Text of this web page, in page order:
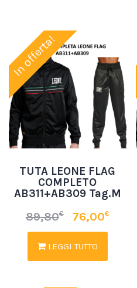
In offerta!
TUTA LEONE FLAG
COMPLETO
AB311+AB309 Tag.M
89,80€ 76,00€
LEGGI TUTTO